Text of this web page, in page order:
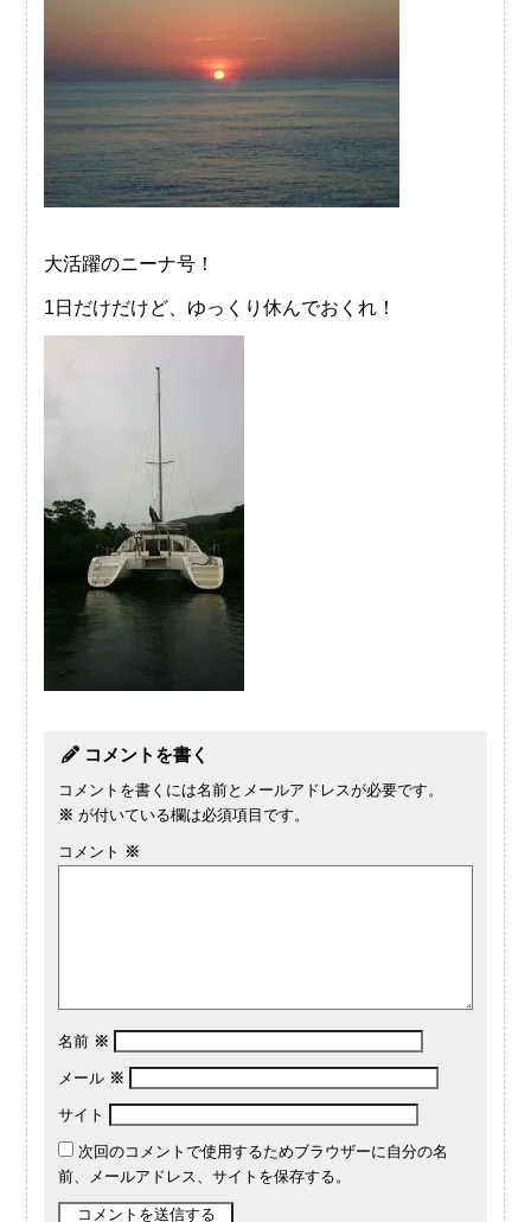
大活躍のニーナ号！
1日だけだけど、ゆっくり休んでおくれ！
コメントを書く
コメントを書くには名前とメールアドレスが必要です。
※ が付いている欄は必須項目です。
コメント ※
名前 ※
メール ※
サイト
次回のコメントで使用するためブラウザーに自分の名
前、メールアドレス、サイトを保存する。